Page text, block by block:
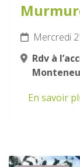
Mercredi
Rdv à
En savoir